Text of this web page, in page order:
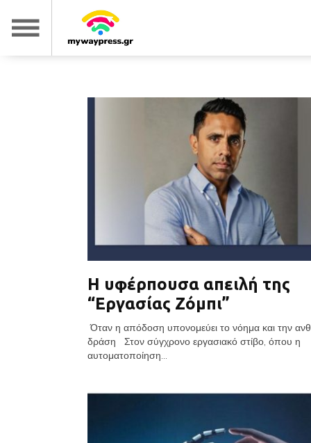
Η υφέρπουσα απειλή της
“Εργασίας Ζόμπι”
Όταν η απόδοση υπονομεύει το νόημα και την
δράση Στον σύγχρονο εργασιακό στίβο, όπου η
αυτοματοποίηση...